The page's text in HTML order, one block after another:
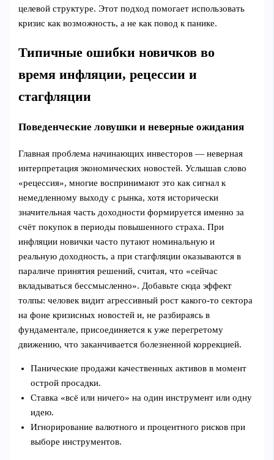
целевой структуре. Этот подход помогает использовать
кризис как возможность, а не как повод к панике.
Типичные ошибки новичков во
время инфляции, рецессии и
стагфляции
Поведенческие ловушки и неверные ожидания
Главная проблема начинающих инвесторов — неверная
интерпретация экономических новостей. Услышав слово
«рецессия», многие воспринимают это как сигнал к
немедленному выходу с рынка, хотя исторически
значительная часть доходности формируется именно за
счёт покупок в периоды повышенного страха. При
инфляции новички часто путают номинальную и
реальную доходность, а при стагфляции оказываются в
параличе принятия решений, считая, что «сейчас
вкладываться бессмысленно». Добавьте сюда эффект
толпы: человек видит агрессивный рост какого‑то сектора
на фоне кризисных новостей и, не разбираясь в
фундаментале, присоединяется к уже перегретому
движению, что заканчивается болезненной коррекцией.
Панические продажи качественных активов в момент
острой просадки.
Ставка «всё или ничего» на один инструмент или одну
идею.
Игнорирование валютного и процентного рисков при
выборе инструментов.